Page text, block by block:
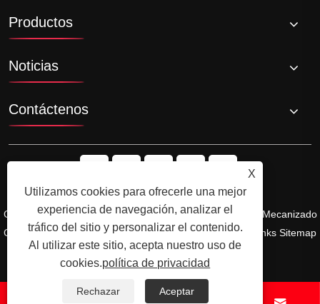
Productos
Noticias
Contáctenos
Copyright © Ningbo Shengfa Hardware Factory Limited - Mecanizado
CNC, Foring Service - Todos los derechos reservados.
Links Sitemap
RSS XML política de privacidad
X
Utilizamos cookies para ofrecerle una mejor
experiencia de navegación, analizar el
tráfico del sitio y personalizar el contenido.
Al utilizar este sitio, acepta nuestro uso de
cookies.política de privacidad
Rechazar Aceptar